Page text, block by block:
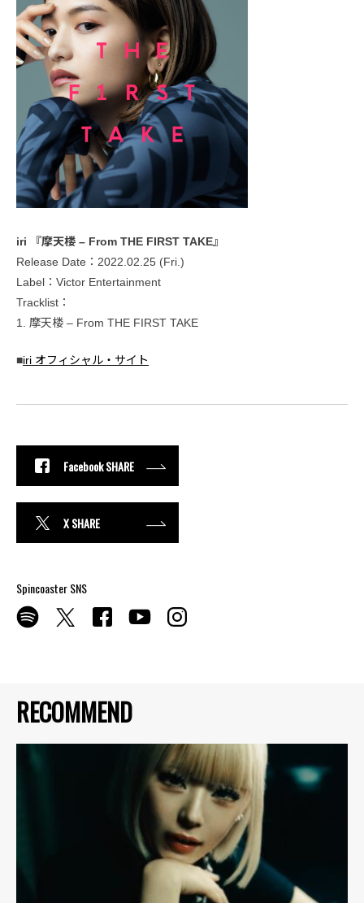
RECOMMEND
iri 『摩天楼 – From THE FIRST TAKE』
Release Date：2022.02.25 (Fri.)
Label：Victor Entertainment
Tracklist：
1. 摩天楼 – From THE FIRST TAKE
■iri オフィシャル・サイト
Facebook SHARE
X SHARE
Spincoaster SNS